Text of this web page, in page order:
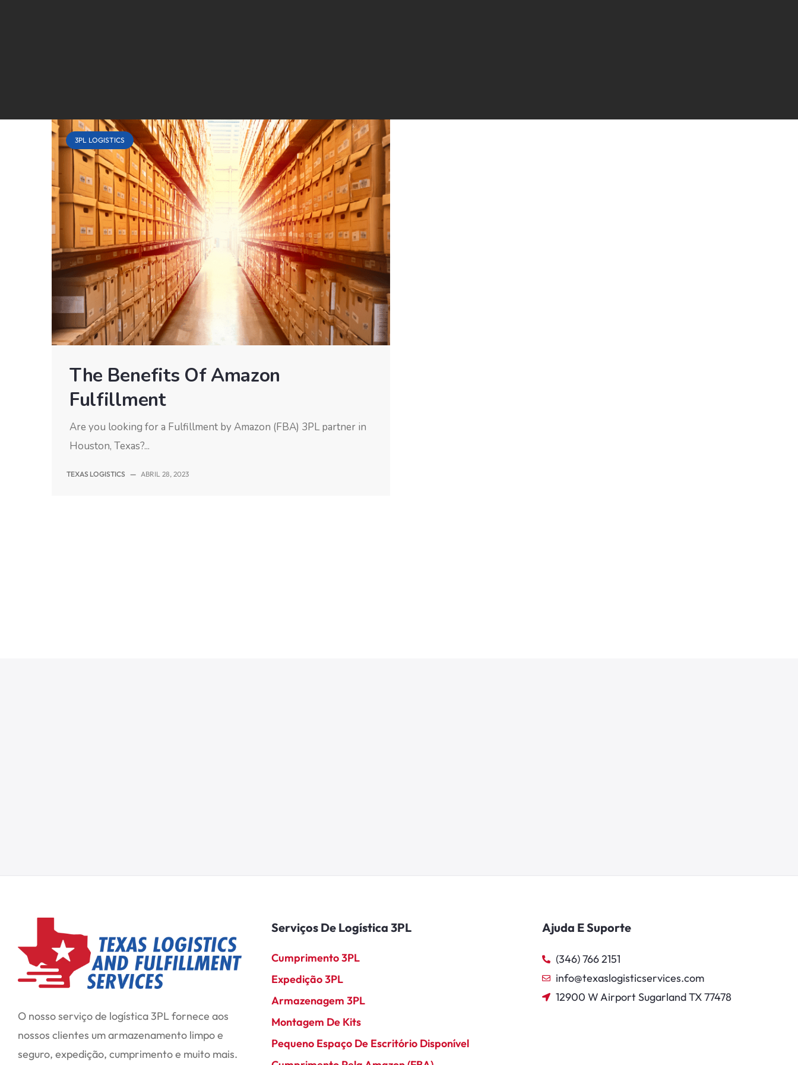
3PL LOGISTICS
The Benefits Of Amazon
Fulfillment
Are you looking for a Fulfillment by Amazon (FBA) 3PL partner in
Houston, Texas?...
TEXAS LOGISTICS — ABRIL 28, 2023
O nosso serviço de logística 3PL fornece aos
nossos clientes um armazenamento limpo e
seguro, expedição, cumprimento e muito mais.
Serviços De Logística 3PL
Cumprimento 3PL
Expedição 3PL
Armazenagem 3PL
Montagem De Kits
Pequeno Espaço De Escritório Disponível
Ajuda E Suporte
(346) 766 2151
info@texaslogisticservices.com
12900 W Airport Sugarland TX 77478